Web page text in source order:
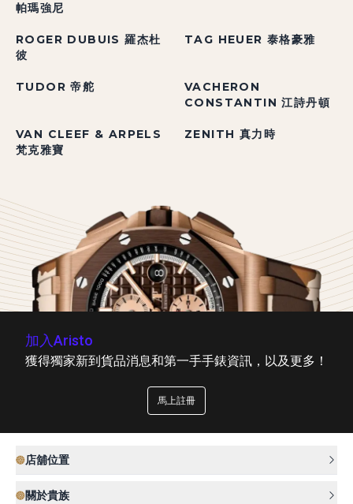
帕瑪強尼
ROGER DUBUIS 羅杰杜
彼
TAG HEUER 泰格豪雅
TUDOR 帝舵
VACHERON
CONSTANTIN 江詩丹頓
VAN CLEEF & ARPELS
梵克雅寶
ZENITH 真力時
加入Aristo
獲得獨家新到貨品消息和第一手手錶資訊，以及更多！
馬上註冊
店舖位置
關於貴族